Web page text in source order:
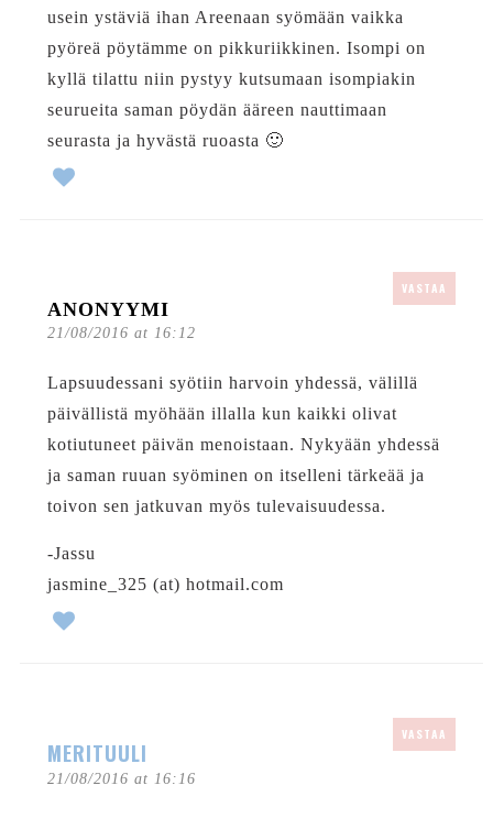
usein ystäviä ihan Areenaan syömään vaikka
pyöreä pöytämme on pikkuriikkinen. Isompi on
kyllä tilattu niin pystyy kutsumaan isompiakin
seurueita saman pöydän ääreen nauttimaan
seurasta ja hyvästä ruoasta 🙂
ANONYYMI
21/08/2016 at 16:12
VASTAA
Lapsuudessani syötiin harvoin yhdessä, välillä
päivällistä myöhään illalla kun kaikki olivat
kotiutuneet päivän menoistaan. Nykyään yhdessä
ja saman ruuan syöminen on itselleni tärkeää ja
toivon sen jatkuvan myös tulevaisuudessa.
-Jassu
jasmine_325 (at) hotmail.com
MERITUULI
21/08/2016 at 16:16
VASTAA